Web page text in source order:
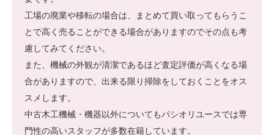
工場の廃業や移転の場合は、まとめて買い取ってもらうこ
とで高く売ることができる場合がありますのでその点も考
慮してみてください。
また、機械の外観が清潔であるほど査定評価が高くなる場
合がありますので、出来る限り掃除をしておくことをオス
スメします。
中古木工機械・機器以外についてもパシオリユースでは専
門性の高いスタッフが多数在籍しています。